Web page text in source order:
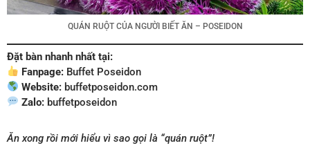
QUÁN RUỘT CỦA NGƯỜI BIẾT ĂN – POSEIDON
Đặt bàn nhanh nhất tại:
Fanpage: Buffet Poseidon
Website: buffetposeidon.com
Zalo: buffetposeidon
Ăn xong rồi mới hiểu vì sao gọi là “quán ruột”!